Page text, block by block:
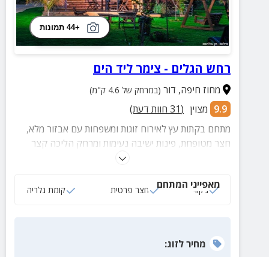
+44 תמונות
רחש הגלים - צימר ליד הים
מחוז חיפה, דור (במרחק של 4.6 ק"מ)
9.9 מצוין (
31 חוות דעת)
מתחם בקתות עץ לאירוח זוגות ומשפחות עם אבזור מלא,
חצר מטופחת, פינות ישיבה נעימות ומרחק הליכה קצר
מחוף הבונים להעברת רגעים מלאים בהנאה וחוויות
מאפייני המתחם
ג‘קוזי חצר פרטית קומת גלריה
מחירלזוג: